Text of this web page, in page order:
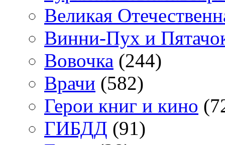
Великая
Винни-Пух и
Вовочка (244)
Врачи (582)
Герои книг и кино
ГИБДД (91)